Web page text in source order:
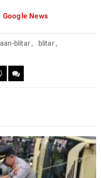
Google News
blitar, blitar,